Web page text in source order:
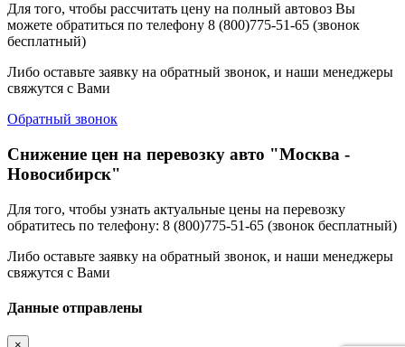
Для того, чтобы рассчитать цену на полный автовоз Вы
можете обратиться по телефону 8 (800)775-51-65 (звонок
бесплатный)
Либо оставьте заявку на обратный звонок, и наши менеджеры
свяжутся с Вами
Обратный звонок
Снижение цен на перевозку авто "Москва -
Новосибирск"
Для того, чтобы узнать актуальные цены на перевозку
обратитесь по телефону: 8 (800)775-51-65 (звонок бесплатный)
Либо оставьте заявку на обратный звонок, и наши менеджеры
свяжутся с Вами
Данные отправлены